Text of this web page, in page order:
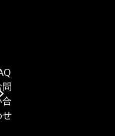
・
問
合
せ